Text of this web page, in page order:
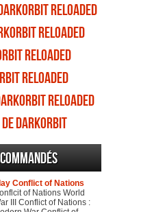
Reloaded
Reloaded
Reloaded
Reloaded
Reloaded
DarkOrbit
Conflict of Nations
of Nations World
III Conflict of Nations :